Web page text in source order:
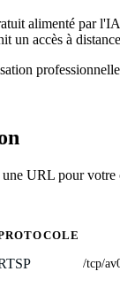
alimenté par
un accès à
URL pour votre
/tcp/